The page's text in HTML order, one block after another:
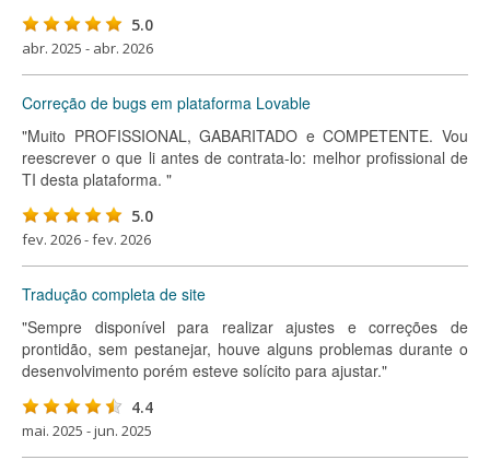
5.0
abr. 2025 - abr. 2026
Correção de bugs em plataforma Lovable
"Muito PROFISSIONAL, GABARITADO e COMPETENTE. Vou
reescrever o que li antes de contrata-lo: melhor profissional de
TI desta plataforma. "
5.0
fev. 2026 - fev. 2026
Tradução completa de site
"Sempre disponível para realizar ajustes e correções de
prontidão, sem pestanejar, houve alguns problemas durante o
desenvolvimento porém esteve solícito para ajustar."
4.4
mai. 2025 - jun. 2025